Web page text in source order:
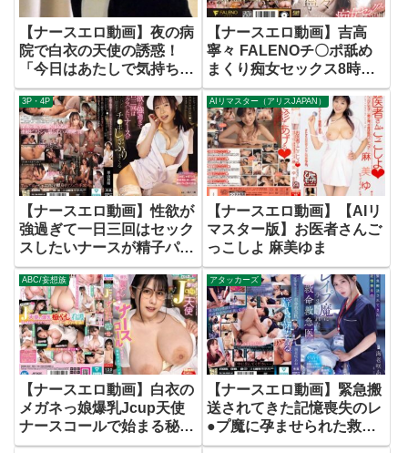
【ナースエロ動画】夜の病
院で白衣の天使の誘惑！
「今日はあたしで気持ち良
くならない？」
【ナースエロ動画】吉高
寧々 FALENOチ〇ポ舐め
まくり痴女セックス8時間
ベスト
3P・4P
【ナースエロ動画】性欲が
強過ぎて一日三回はセック
スしたいナースが精子パン
パンに溜まった入院患者の
チ●ポをしゃぶりまくる逆
夜●い病棟 栗山莉緒
AIリマスター（アリスJAPAN）
【ナースエロ動画】【AIリ
マスター版】お医者さんご
っこしよ 麻美ゆま
ABC/妄想族
【ナースエロ動画】白衣の
メガネっ娘爆乳Jcup天使
ナースコールで始まる秘密
のおっぱい看護 Boin「愛
アタッカーズ
【ナースエロ動画】緊急搬
送されてきた記憶喪失のレ
●プ魔に孕ませられた救命
救急医。 海老咲あお